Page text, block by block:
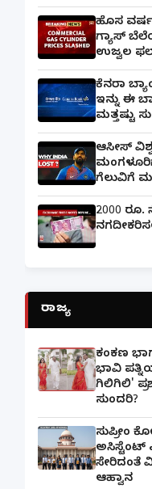
ಹೊಸ
ಗ್ಯಾಸ್‌
ಉಜ್ವಲ
ಕೆನರಾ
ಇನ್ನು ಈ
ಮತ್ತಷ್ಟು
ಆಸೀಸ್
ಗೆಲುವಿಗೆ
2000
ರಾಜ್ಯ
ಕಂಕಣ
ಭಾವಿ
ಗಿಲಿಗಿಲಿ'
ಸುಂದರಿ?
ಸುಪ್ರೀಂ
ಅಸಿಸ್ಟೆಂಟ್
ಸೇರಿದಂತೆ
ಆಹ್ವಾನ